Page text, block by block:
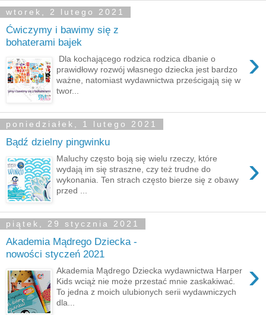
wtorek, 2 lutego 2021
Ćwiczymy i bawimy się z
bohaterami bajek
›
Dla kochającego rodzica rodzica dbanie o
prawidłowy rozwój własnego dziecka jest bardzo
ważne, natomiast wydawnictwa prześcigają się w
twor...
poniedziałek, 1 lutego 2021
Bądź dzielny pingwinku
›
Maluchy często boją się wielu rzeczy, które
wydają im się straszne, czy też trudne do
wykonania. Ten strach często bierze się z obawy
przed ...
piątek, 29 stycznia 2021
Akademia Mądrego Dziecka -
nowości styczeń 2021
›
Akademia Mądrego Dziecka wydawnictwa Harper
Kids wciąż nie może przestać mnie zaskakiwać.
To jedna z moich ulubionych serii wydawniczych
dla...